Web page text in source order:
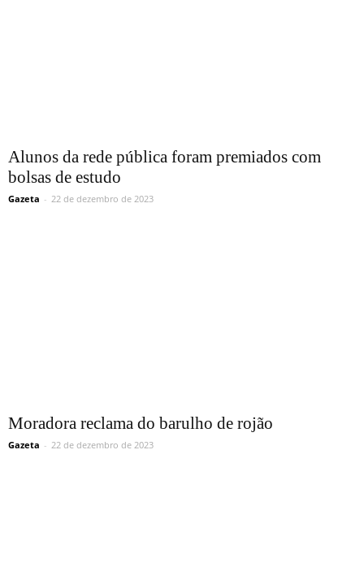
Alunos da rede pública foram premiados com
bolsas de estudo
Gazeta - 22 de dezembro de 2023
Moradora reclama do barulho de rojão
Gazeta - 22 de dezembro de 2023